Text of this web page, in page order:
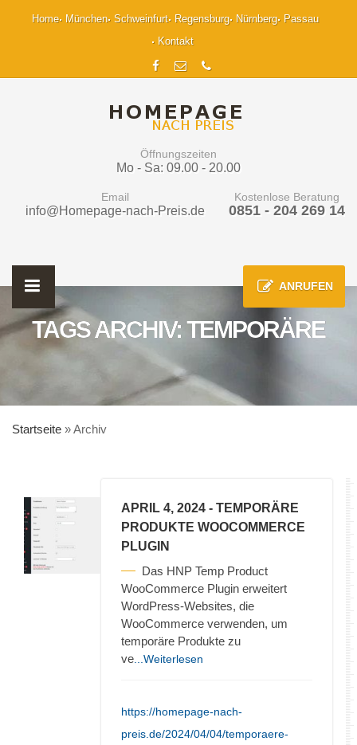
Home München Schweinfurt Regensburg Nürnberg
Passau
Kontakt
Öffnungszeiten
Mo - Sa: 09.00 - 20.00
Email
info@Homepage-nach-Preis.de
Kostenlose Beratung
0851 - 204 269 14
ANRUFEN
TAGS ARCHIV: TEMPORÄRE
Startseite »Archiv
APRIL 4, 2024 - TEMPORÄRE
PRODUKTE WOOCOMMERCE
PLUGIN
Das HNP Temp Product
WooCommerce Plugin erweitert
WordPress-Websites, die
WooCommerce verwenden, um
temporäre Produkte zu
ve ...Weiterlesen
https://homepage-nach-
preis.de/2024/04/04/temporaere-